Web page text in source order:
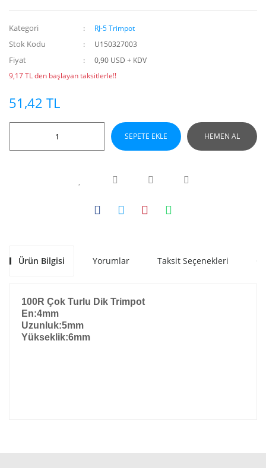
Kategori RJ-5 Trimpot
Stok Kodu U150327003
Fiyat
0,90 USD + KDV
9,17 TL den başlayan taksitlerle!!
51,42 TL
SEPETE EKLE HEMEN AL
Ürün Bilgisi Yorumlar Taksit Seçenekleri
100R Çok Turlu Dik Trimpot
En:4mm
Uzunluk:5mm
Yükseklik:6mm